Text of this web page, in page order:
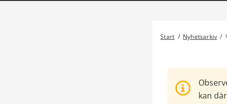
Start / Nyhetsarkiv /
kan